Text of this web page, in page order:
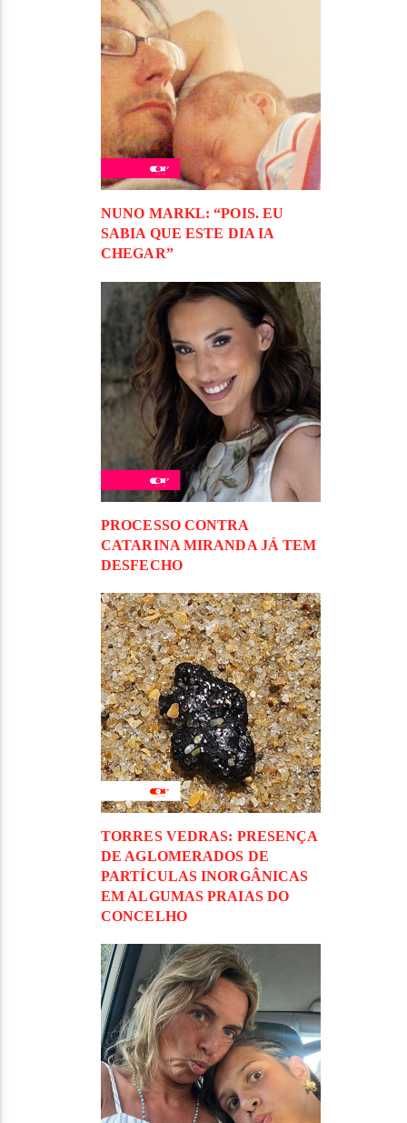
NUNO MARKL: “POIS. EU
SABIA QUE ESTE DIA IA
CHEGAR”
PROCESSO CONTRA
CATARINA MIRANDA JÁ TEM
DESFECHO
TORRES VEDRAS: PRESENÇA
DE AGLOMERADOS DE
PARTÍCULAS INORGÂNICAS
EM ALGUMAS PRAIAS DO
CONCELHO